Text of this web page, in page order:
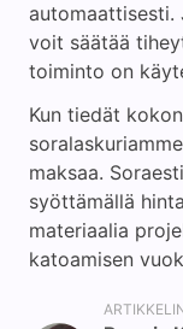
automaattisesti.
voit säätää
toiminto on
Kun tiedät
maksaa.
syöttämällä
materiaalia
katoamisen